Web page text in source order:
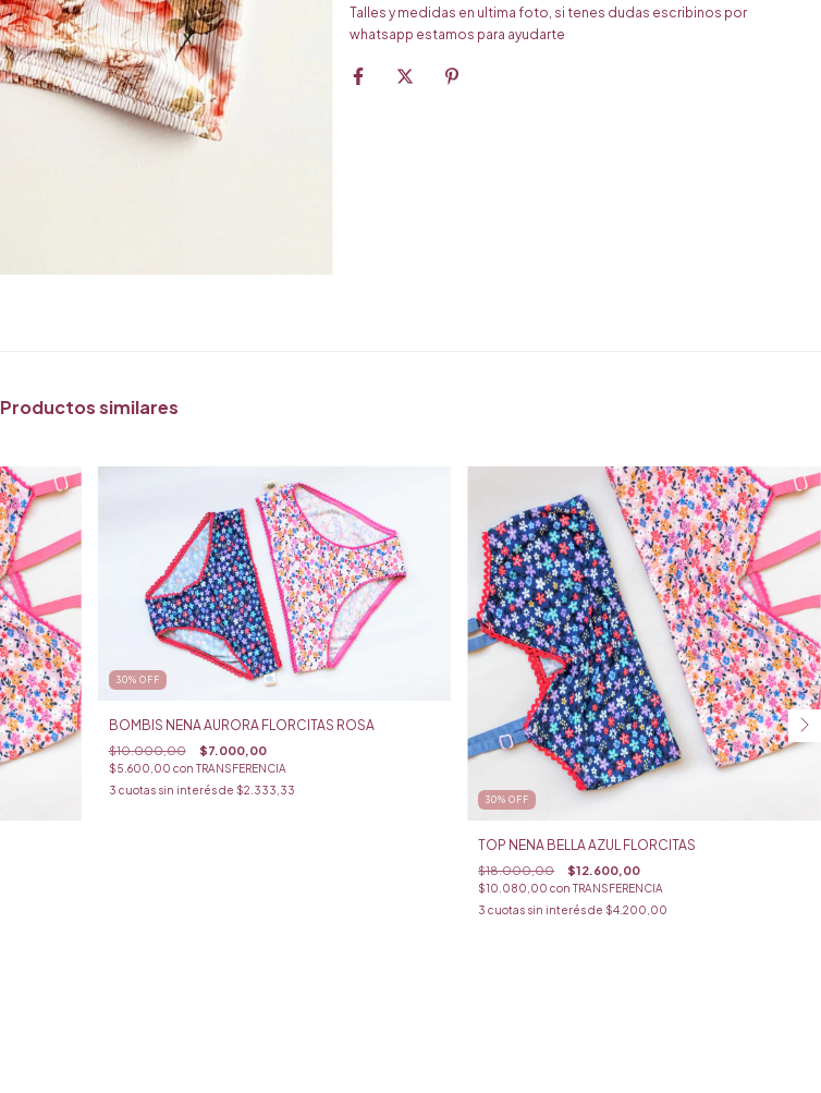
Talles y medidas en ultima foto, si tenes dudas escribinos por
whatsapp estamos para ayudarte
Productos similares
30% OFF
BOMBIS NENA AURORA FLORCITAS ROSA
$10.000,00 $7.000,00
$5.600,00 con TRANSFERENCIA
3 cuotas sin interés de $2.333,33
30%OFF
TOP NENA BELLA AZUL FLORCITAS
$18.000,00 $12.600,00
$10.080,00con TRANSFERENCIA
3 cuotas sin interés de $4.200,00